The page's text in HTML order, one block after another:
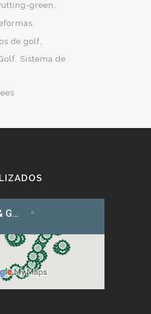
green
de golf
Sistema de